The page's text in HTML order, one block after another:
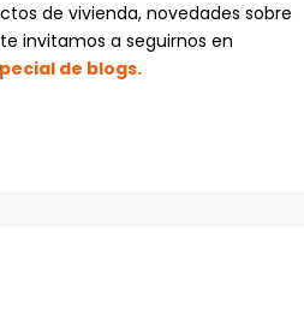
de vivienda, novedades sobre
invitamos a seguirnos en
de blogs.